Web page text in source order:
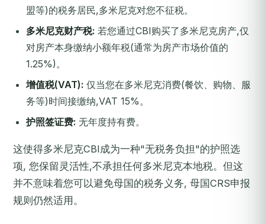
盟等)的税务居民,多米尼克对您不征税。
多米尼克财产税: 若您通过CBI购买了多米尼克房产,仅
对房产本身缴纳小额年税(通常为房产市场价值的
1.25%)。
增值税(VAT): 仅当您在多米尼克消费(餐饮、购物、服
务等)时间接缴纳,VAT 15%。
护照签证费: 无年度持有费。
这使得多米尼克CBI成为一种"无税务负担"的护照选
项, 您保留灵活性,不承担任何多米尼克本地税。但这
并不意味着您可以避免母国的税务义务, 母国CRS申报
规则仍然适用。